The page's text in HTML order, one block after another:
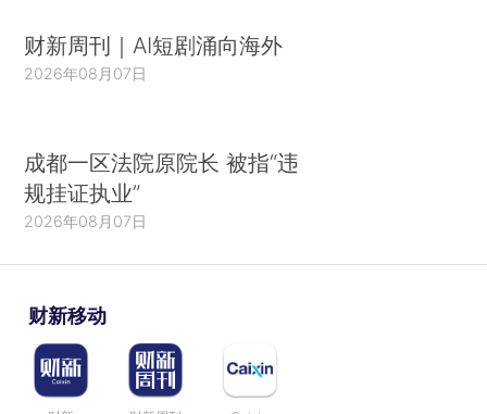
财新周刊｜AI短剧涌向海外
2026年08月07日
成都一区法院原院长 被指“违
规挂证执业”
2026年08月07日
财新移动